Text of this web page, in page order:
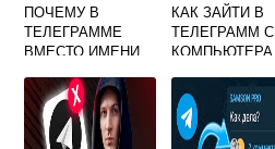
ПОЧЕМУ В
ТЕЛЕГРАММЕ
ВМЕСТО ИМЕНИ
ТЕЛЕФОНА
КАК ЗАЙТИ В
ТЕЛЕГРАММ С
КОМПЬЮТЕРА